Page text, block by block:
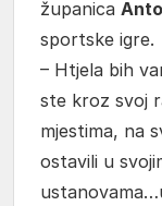
županica
sportske igre.
– Htjela bih
ste kroz svoj
mjestima, na
ostavili u